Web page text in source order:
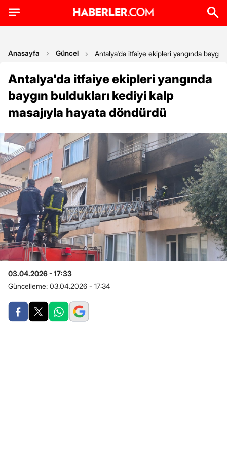
Anasayfa Güncel Antalya'da itfaiye ekipleri yangında
Antalya'da itfaiye ekipleri yangında
baygın buldukları kediyi kalp
masajıyla hayata döndürdü
03.04.2026 - 17:33
Güncelleme: 03.04.2026 - 17:34